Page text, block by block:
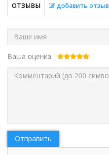
ОТЗЫВЫ добавить отзыв
Ваша оценка
Отправить